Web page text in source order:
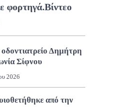
Δημήτρη
Σίφνου
2026
από την